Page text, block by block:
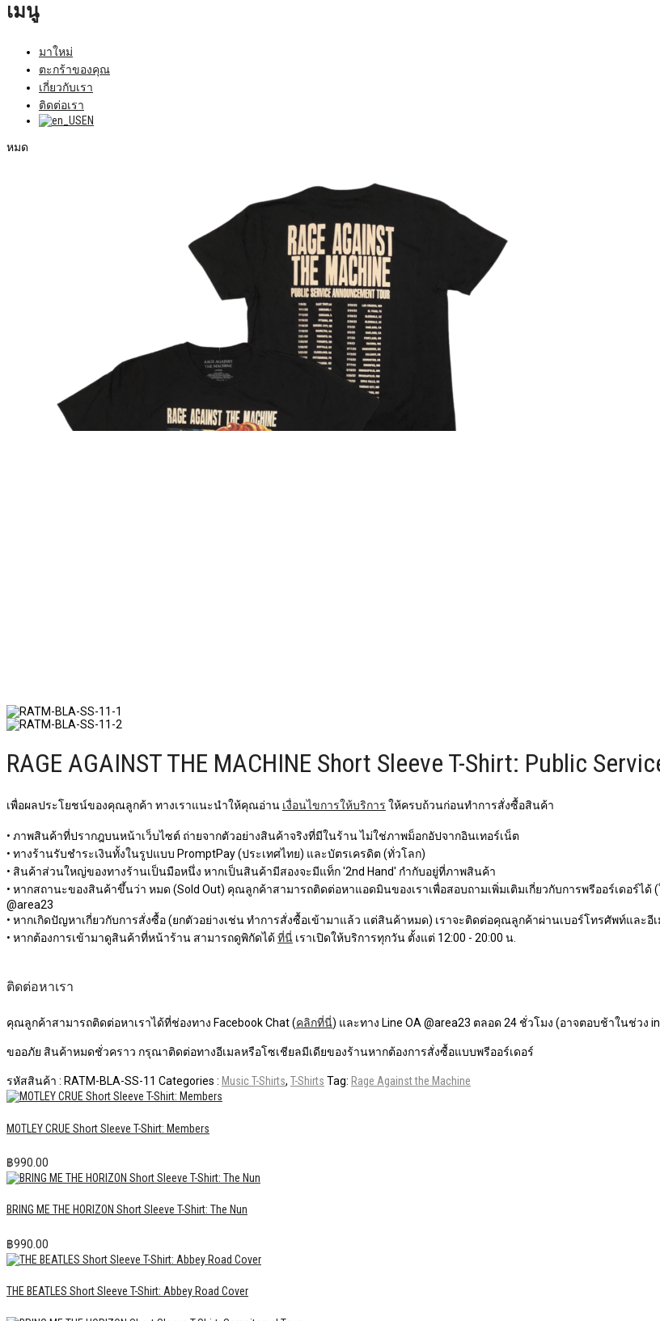
เมนู
มาใหม่
ตะกร้าของคุณ
เกี่ยวกับเรา
ติดต่อเรา
EN
หมด
RAGE AGAINST THE MACHINE Short Sleeve T-Shirt: Public
เพื่อผลประโยชน์ของคุณลูกค้า ทางเราแนะนำให้คุณอ่าน เงื่อนไขการให้บริการ ให้ครบถ้วนก่อนทำการสั่งซื้อสินค้า
• ภาพสินค้าที่ปรากฎบนหน้าเว็บไซต์ ถ่ายจากตัวอย่างสินค้าจริงที่มีในร้าน ไม่ใช่ภาพม็อกอัปจากอินเทอร์เน็ต
• ทางร้านรับชำระเงินทั้งในรูปแบบ PromptPay (ประเทศไทย) และบัตรเครดิต (ทั่วโลก)
• สินค้าส่วนใหญ่ของทางร้านเป็นมือหนึ่ง หากเป็นสินค้ามีสองจะมีแท็ก '2nd Hand' กำกับอยู่ที่ภาพสินค้า
• หากสถานะของสินค้าขึ้นว่า หมด (Sold Out) คุณลูกค้าสามารถติดต่อหาแอดมินของเราเพื่อสอบถามเพิ่มเติมเกี่ยวกับการพรีออร์เดอร์ได้
@area23
• หากเกิดปัญหาเกี่ยวกับการสั่งซื้อ (ยกตัวอย่างเช่น ทำการสั่งซื้อเข้ามาแล้ว แต่สินค้าหมด) เราจะติดต่อคุณลูกค้าผ่านเบอร์โทรศัพท์และอี
• หากต้องการเข้ามาดูสินค้าที่หน้าร้าน สามารถดูพิกัดได้ ที่นี่ เราเปิดให้บริการทุกวัน ตั้งแต่ 12:00 - 20:00 น.
ติดต่อหาเรา
คุณลูกค้าสามารถติดต่อหาเราได้ที่ช่องทาง Facebook Chat (คลิกที่นี่) และทาง Line OA @area23 ตลอด 24 ชั่วโมง (อาจตอบช้าในช่วง
ขออภัย สินค้าหมดชั่วคราว กรุณาติดต่อทางอีเมลหรือโซเชียลมีเดียของร้านหากต้องการสั่งซื้อแบบพรีออร์เดอร์
รหัสสินค้า : RATM-BLA-SS-11 Categories : Music T-Shirts, T-Shirts Tag: Rage Against the Machine
MOTLEY CRUE Short Sleeve T-Shirt: Members
฿990.00
BRING ME THE HORIZON Short Sleeve T-Shirt: The Nun
฿990.00
THE BEATLES Short Sleeve T-Shirt: Abbey Road Cover